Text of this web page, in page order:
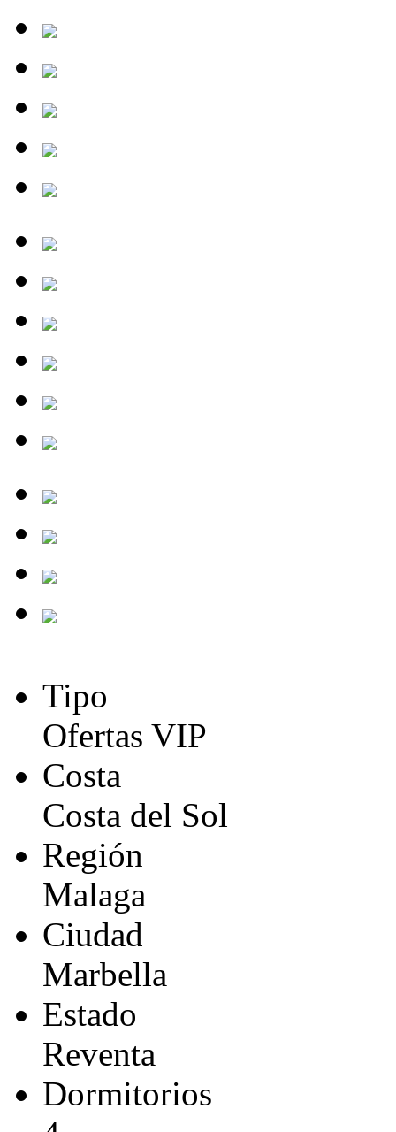
Tipo
Ofertas VIP
Costa
Costa del Sol
Región
Malaga
Ciudad
Marbella
Estado
Reventa
Dormitorios